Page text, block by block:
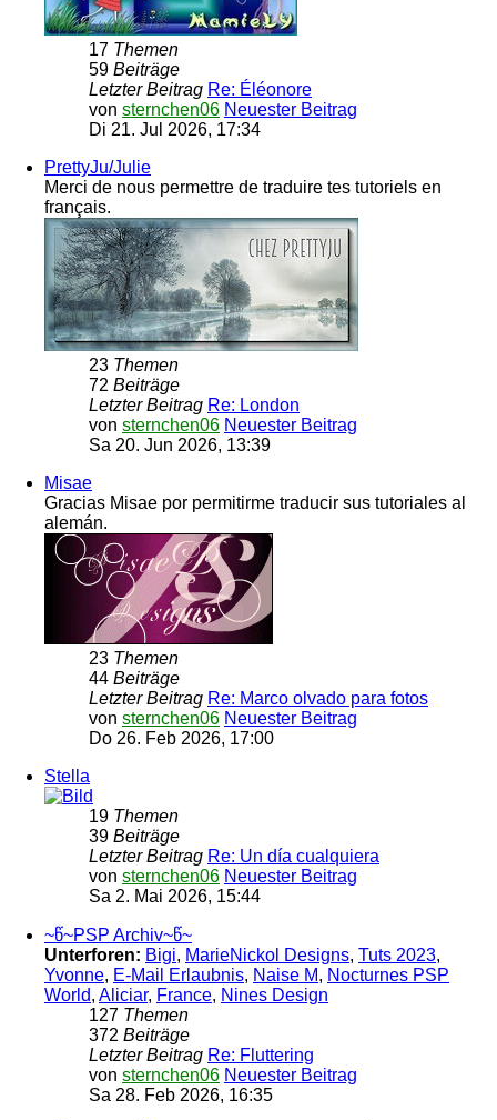
17 Themen
59 Beiträge
Letzter Beitrag Re: Éléonore
von sternchen06 Neuester Beitrag
Di 21. Jul 2026, 17:34
PrettyJu/Julie
Merci de nous permettre de traduire tes tutoriels en
français.
23 Themen
72 Beiträge
Letzter Beitrag Re: London
von sternchen06 Neuester Beitrag
Sa 20. Jun 2026, 13:39
Misae
Gracias Misae por permitirme traducir sus tutoriales al
alemán.
23 Themen
44 Beiträge
Letzter Beitrag Re: Marco olvado para fotos
von sternchen06 Neuester Beitrag
Do 26. Feb 2026, 17:00
Stella
19 Themen
39 Beiträge
Letzter Beitrag Re: Un día cualquiera
von sternchen06 Neuester Beitrag
Sa 2. Mai 2026, 15:44
~წ~PSP Archiv~წ~
Unterforen: Bigi, MarieNickol Designs, Tuts 2023,
Yvonne, E-Mail Erlaubnis, Naise M, Nocturnes PSP
World, Aliciar, France, Nines Design
127 Themen
372 Beiträge
Letzter Beitrag Re: Fluttering
von sternchen06 Neuester Beitrag
Sa 28. Feb 2026, 16:35